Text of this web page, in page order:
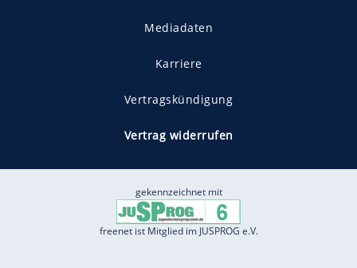
Mediadaten
Karriere
Vertragskündigung
Vertrag widerrufen
gekennzeichnet mit
freenet ist Mitglied im JUSPROG e.V.